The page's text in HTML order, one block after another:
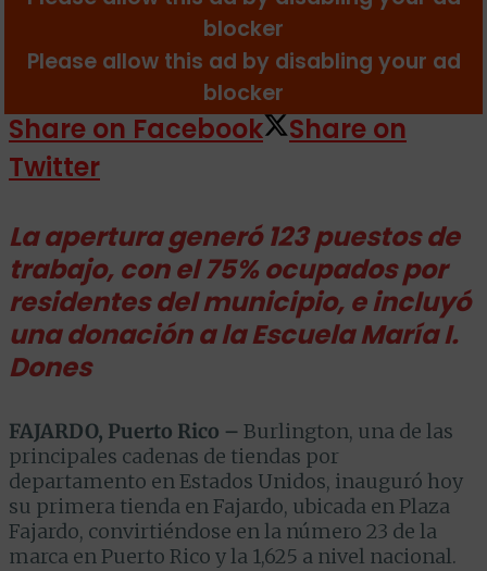
Share on Facebook
Share on
Twitter
La apertura generó 123 puestos de
trabajo, con el 75% ocupados por
residentes del municipio, e incluyó
una donación a la Escuela María I.
Dones
FAJARDO, Puerto Rico – Burlington, una de las
principales cadenas de tiendas por
departamento en Estados Unidos, inauguró hoy
su primera tienda en Fajardo, ubicada en Plaza
Fajardo, convirtiéndose en la número 23 de la
marca en Puerto Rico y la 1,625 a nivel nacional.